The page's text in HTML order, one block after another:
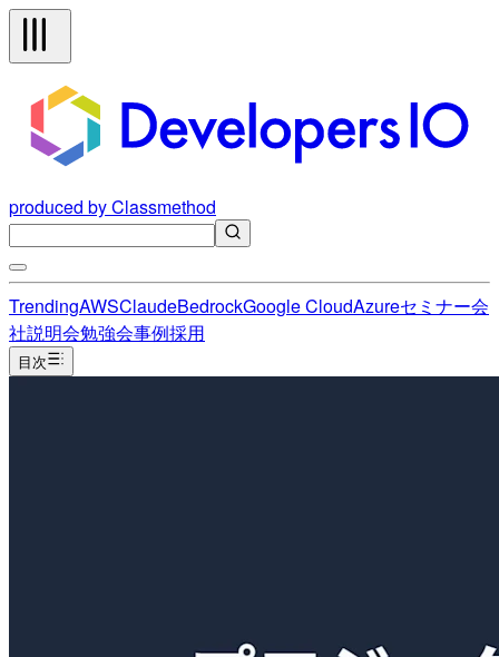
produced by Classmethod
TrendingAWSClaudeBedrockGoogle CloudAzureセミナー会
社説明会勉強会事例採用
目次